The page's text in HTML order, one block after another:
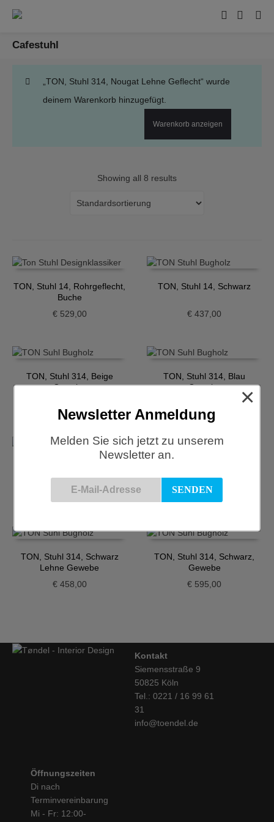
Cafestuhl
„TON, Stuhl 314, Nougat Lehne Geflecht“ wurde
deinem Warenkorb hinzugefügt.
Warenkorb anzeigen
Showing all 8 results
TON, Stuhl 14, Rohrgeflecht,
Buche
€529,00
TON, Stuhl 14, Schwarz
€ 437,00
TON, Stuhl 314, Beige
Gewebe
TON, Stuhl 314, Blau
Gewebe
625,00
Lehne Geflecht
€496,00
TON, Stuhl 314, Schwarz
Lehne Gewebe
€458,00
TON, Stuhl 314, Schwarz,
Gewebe
€ 595,00
Kontakt
Siemensstraße 9
50825 Köln
Tel.: 0221 / 16 99 61
31
info@toendel.de
Öffnungszeiten
Di nach
Terminvereinbarung
Mi - Fr: 12:00-
Newsletter Anmeldung
Melden Sie sich jetzt zu unserem
Newsletter an.
×